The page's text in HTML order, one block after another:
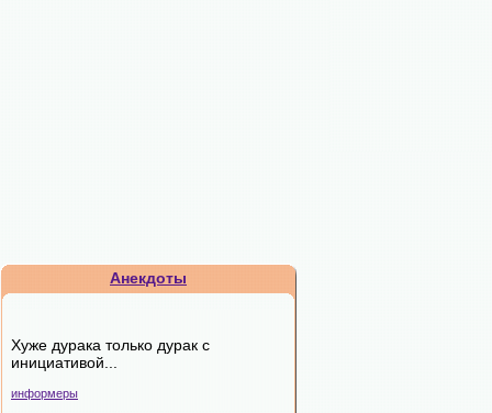
Анекдоты
Хуже дурака только дурак с
инициативой...
информеры